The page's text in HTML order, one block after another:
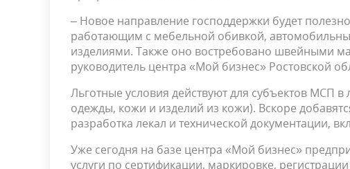
– Новое направление господдержки будет
работающим с мебельной обивкой,
изделиями. Также оно востребовано швейными
руководитель центра «Мой бизнес» Ростовской
Льготные условия действуют для субъектов МСП
одежды, кожи и изделий из кожи). Вскоре
разработка лекал и технической документации,
Уже сегодня на базе центра «Мой бизнес»
услуги по сертификации, маркировке,